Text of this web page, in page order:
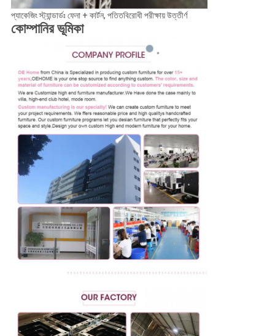
প্যাকেজিং স্ট্যান্ডার্ডঃ ফেনা + কার্টন, পতিতবিরোধী পরীক্ষায় উত্তীর্ণ
কোম্পানির ভূমিকা